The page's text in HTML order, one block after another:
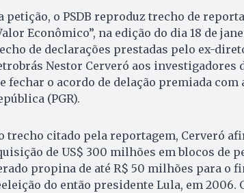
petição, o PSDB reproduz tre­cho de
Econômico”, na edição do dia 18 de
de declarações prestadas pelo ex-
Nestor Cerveró aos investigadores
fechar o acordo de delação premiada com
(PGR).
trecho citado pela reportagem, Cerveró
de US$ 300 milhões em blocos de
propina de até R$ 50 milhões para o
do então presidente Lula, em 2006.